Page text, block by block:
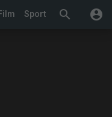
search account_circle
Film Sport